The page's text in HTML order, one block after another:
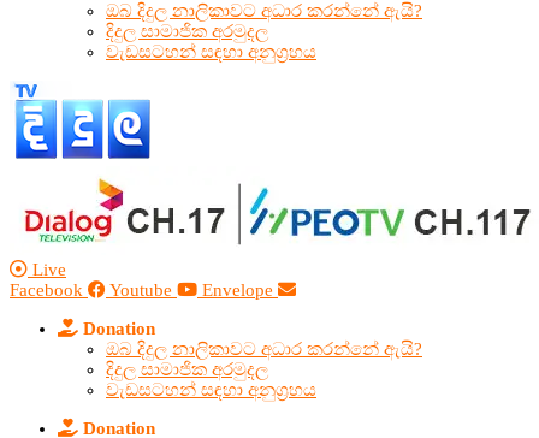
ඔබ දිදුල නාලිකාවට අධාර කරන්නේ ඇයි?
දිදුල සාමාජික අරමුදල
වැඩසටහන් සඳහා අනුග්‍රහය
Live
Facebook
Youtube Envelope
Donation
ඔබ දිදුල නාලිකාවට අධාර කරන්නේ ඇයි?
දිදුල සාමාජික අරමුදල
වැඩසටහන් සඳහා අනුග්‍රහය
Donation